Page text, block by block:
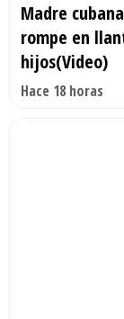
Madre
rompe en
hijos(Video)
Hace 18 horas